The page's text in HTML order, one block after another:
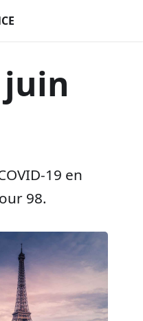
juin
19 en
98.